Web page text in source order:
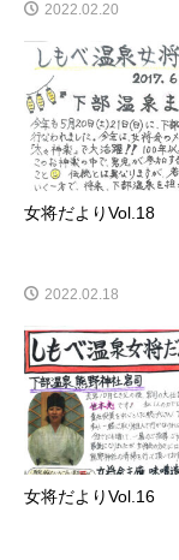
2022.02.20
女将だよりVol.18
2022.02.18
女将だよりVol.16